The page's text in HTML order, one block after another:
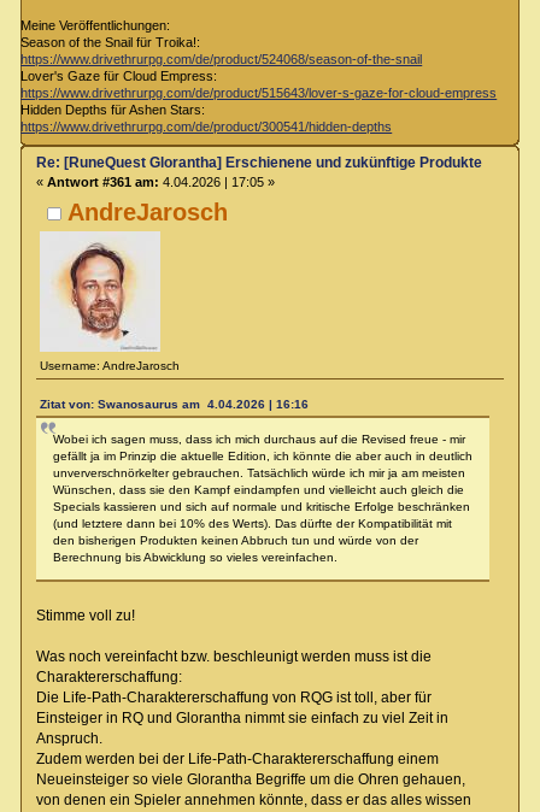
Meine Veröffentlichungen:
Season of the Snail für Troika!:
https://www.drivethrurpg.com/de/product/524068/season-of-the-snail
Lover's Gaze für Cloud Empress:
https://www.drivethrurpg.com/de/product/515643/lover-s-gaze-for-cloud-empress
Hidden Depths für Ashen Stars:
https://www.drivethrurpg.com/de/product/300541/hidden-depths
AndreJarosch
Username: AndreJarosch
Re: [RuneQuest Glorantha] Erschienene und zukünftige Produkte
« Antwort #361 am: 4.04.2026 | 17:05 »
Zitat von: Swanosaurus am 4.04.2026 | 16:16
Wobei ich sagen muss, dass ich mich durchaus auf die Revised freue - mir
gefällt ja im Prinzip die aktuelle Edition, ich könnte die aber auch in deutlich
unververschnörkelter gebrauchen. Tatsächlich würde ich mir ja am meisten
Wünschen, dass sie den Kampf eindampfen und vielleicht auch gleich die
Specials kassieren und sich auf normale und kritische Erfolge beschränken
(und letztere dann bei 10% des Werts). Das dürfte der Kompatibilität mit
den bisherigen Produkten keinen Abbruch tun und würde von der
Berechnung bis Abwicklung so vieles vereinfachen.
Stimme voll zu!
Was noch vereinfacht bzw. beschleunigt werden muss ist die
Charaktererschaffung:
Die Life-Path-Charaktererschaffung von RQG ist toll, aber für
Einsteiger in RQ und Glorantha nimmt sie einfach zu viel Zeit in
Anspruch.
Zudem werden bei der Life-Path-Charaktererschaffung einem
Neueinsteiger so viele Glorantha Begriffe um die Ohren gehauen,
von denen ein Spieler annehmen könnte, dass er das alles wissen